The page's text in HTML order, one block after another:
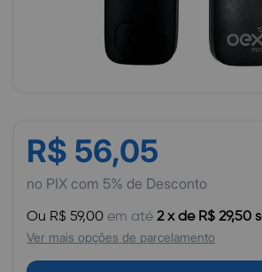
R$ 56,05
no PIX com 5% de Desconto
Ou R$ 59,00 em até 2 x de R$ 29,50
Ver mais opções de parcelamento